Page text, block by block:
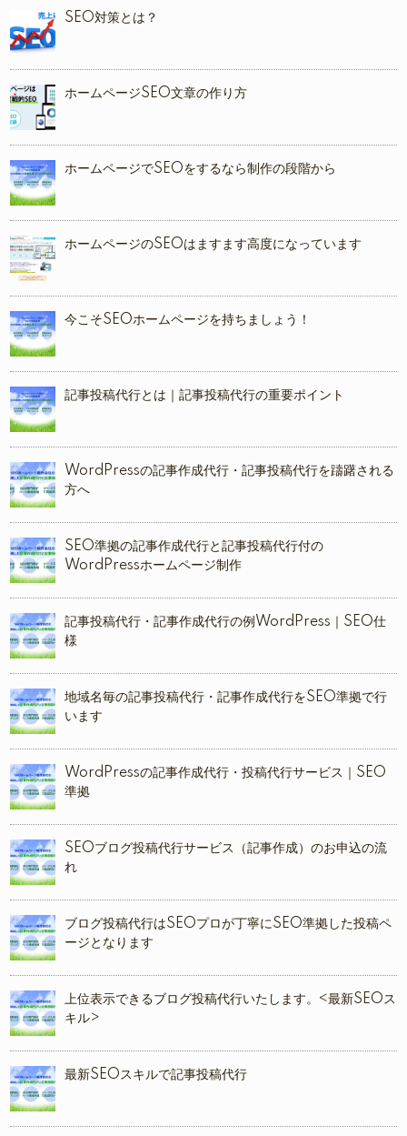
SEO対策とは？
ホームページSEO文章の作り方
ホームページでSEOをするなら制作の段階から
ホームページのSEOはますます高度になっています
今こそSEOホームページを持ちましょう！
記事投稿代行とは｜記事投稿代行の重要ポイント
WordPressの記事作成代行・記事投稿代行を躊躇される
方へ
SEO準拠の記事作成代行と記事投稿代行付の
WordPressホームページ制作
記事投稿代行・記事作成代行の例WordPress｜SEO仕
様
地域名毎の記事投稿代行・記事作成代行をSEO準拠で行
います
WordPressの記事作成代行・投稿代行サービス｜SEO
準拠
SEOブログ投稿代行サービス（記事作成）のお申込の流
れ
ブログ投稿代行はSEOプロが丁寧にSEO準拠した投稿ペ
ージとなります
上位表示できるブログ投稿代行いたします。<最新SEOス
キル>
最新SEOスキルで記事投稿代行